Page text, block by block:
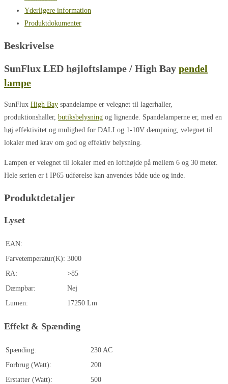
Yderligere information
Produktdokumenter
Beskrivelse
SunFlux LED højloftslampe / High Bay pendel
lampe
SunFlux High Bay spandelampe er velegnet til lagerhaller,
produktionshaller, butiksbelysning og lignende. Spandelamperne er, med en
høj effektivitet og mulighed for DALI og 1-10V dæmpning, velegnet til
lokaler med krav om god og effektiv belysning.
Lampen er velegnet til lokaler med en lofthøjde på mellem 6 og 30 meter.
Hele serien er i IP65 udførelse kan anvendes både ude og inde.
Produktdetaljer
Lyset
EAN:
Farvetemperatur(K): 3000
RA:
>85
Dæmpbar:
Nej
Lumen:
17250 Lm
Effekt & Spænding
Spænding:
230 AC
Forbrug (Watt):
200
Erstatter (Watt):
500